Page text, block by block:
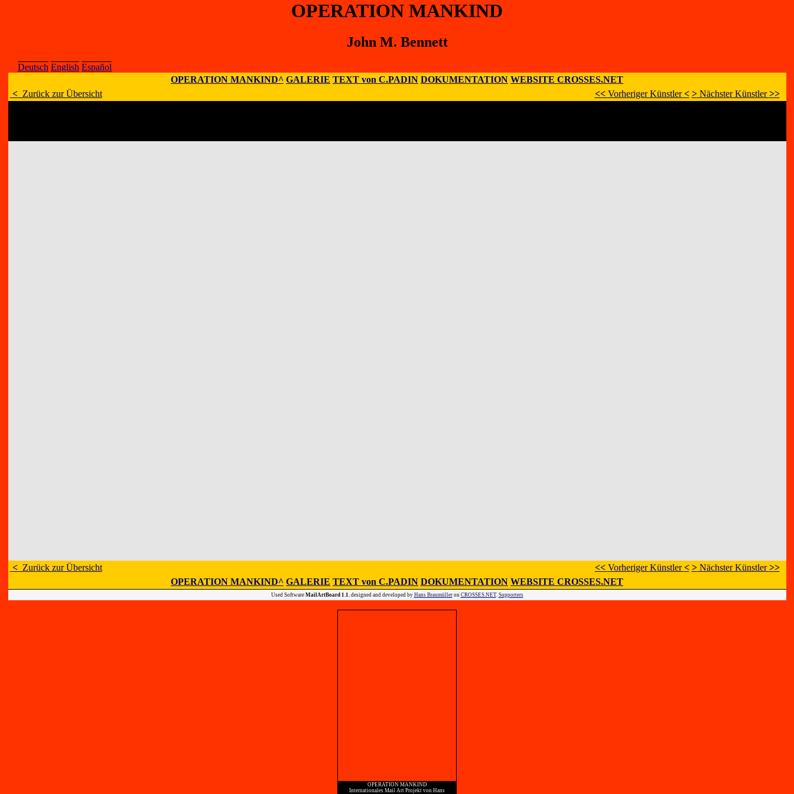
OPERATION MANKIND
John M. Bennett
Deutsch English Español
OPERATION MANKIND^ GALERIE TEXT von C.PADIN DOKUMENTATION WEBSITE CROSSES.NET
<Zurück zur Übersicht << Vorheriger Künstler< >Nächster Künstler>>
<Zurück zur Übersicht << Vorheriger Künstler< >Nächster Künstler>>
OPERATION MANKIND^ GALERIE TEXT von C.PADIN DOKUMENTATION WEBSITE CROSSES.NET
Used Software MailArtBoard 1.1.designed and developed by Hans Braumülleron CROSSES.NET. Supporters
OPERATION MANKIND
Internationales Mail Art Projekt von Hans